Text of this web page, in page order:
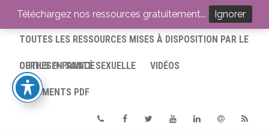
ACCUEIL
TOUTES LES RESSOURCES MISES À DISPOSITION PAR LE
CERHES® FRANCE
OUTILS EN SANTÉ SEXUELLE VIDÉOS
DOCUMENTS PDF
Téléchargez nos ressources gratuitement... Ignorer